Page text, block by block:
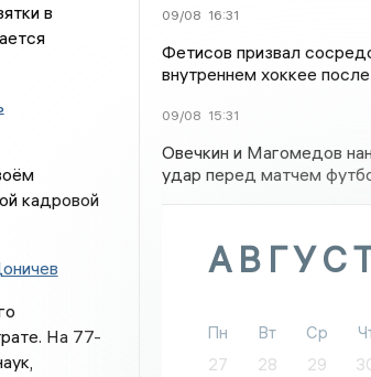
в
кадровой
На 77-
09/08 16:31
Фетисов призвал
внутреннем хоккее
09/08 15:31
Овечкин и Магомедов
удар перед матчем
Пн Вт Ср
27
28 29